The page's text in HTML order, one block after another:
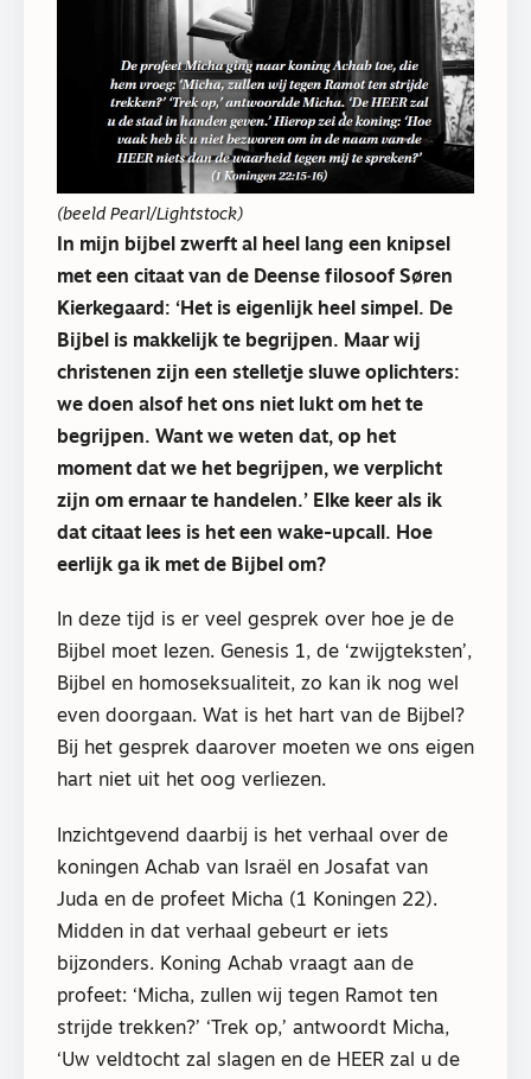
(beeld Pearl/Lightstock)
In mijn bijbel zwerft al heel lang een knipsel
met een citaat van de Deense filosoof Søren
Kierkegaard: ‘Het is eigenlijk heel simpel. De
Bijbel is makkelijk te begrijpen. Maar wij
christenen zijn een stelletje sluwe oplichters:
we doen alsof het ons niet lukt om het te
begrijpen. Want we weten dat, op het
moment dat we het begrijpen, we verplicht
zijn om ernaar te handelen.’ Elke keer als ik
dat citaat lees is het een wake-upcall. Hoe
eerlijk ga ik met de Bijbel om?
In deze tijd is er veel gesprek over hoe je de
Bijbel moet lezen. Genesis 1, de ‘zwijgteksten’,
Bijbel en homoseksualiteit, zo kan ik nog wel
even doorgaan. Wat is het hart van de Bijbel?
Bij het gesprek daarover moeten we ons eigen
hart niet uit het oog verliezen.
Inzichtgevend daarbij is het verhaal over de
koningen Achab van Israël en Josafat van
Juda en de profeet Micha (1 Koningen 22).
Midden in dat verhaal gebeurt er iets
bijzonders. Koning Achab vraagt aan de
profeet: ‘Micha, zullen wij tegen Ramot ten
strijde trekken?’ ‘Trek op,’ antwoordt Micha,
‘Uw veldtocht zal slagen en de HEER zal u de